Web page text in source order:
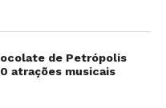
de Petrópolis
atrações musicais